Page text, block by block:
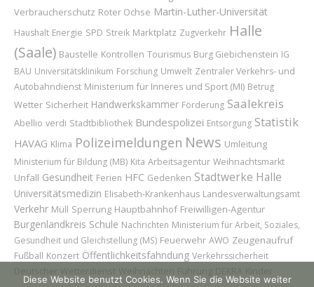
Verbraucherschutz Roter Ochse Martin-Luther-Universität
Haushalt Energie SPD Streik Marktplatz Zugverkehr Halle
(Saale) Baustelle Kontrollen Tourismus Burg Giebichenstein IG
BAU Universitätsklinikum Forschung Umwelt Zentraler Verkehrs- und
Autobahndienst Ministerium für Inneres und Sport (MI) Betrug
Wetter Sicherheit Handwerkskammer Förderung Saalekreis
Abellio verdi Stadtbibliothek Bundespolizei Entsorgung Statistik
HAVAG Klima Polizeimeldungen News Umleitung
Ministerium für Bildung (MB) Kita Arbeitsagentur Weihnachtsmarkt
Unfall Gesundheit Ferien HFC Gedenken Stadtwerke Halle
Universitätsmedizin Elisabeth-Krankenhaus Landesverwaltungsamt
Verkehr Müll Sperrung Hauptbahnhof Freiwilligen-Agentur
Burgenlandkreis Schule Nachrichten Ministerium für Arbeit, Soziales,
Gesundheit und Gleichstellung (MS) Feuerwehr AWO Zeugenaufruf
Fußball Konzert Öffentlichkeitsfahndung Verkehrssicherheit
Diese Website benutzt Cookies. Wenn Sie die Website weiter